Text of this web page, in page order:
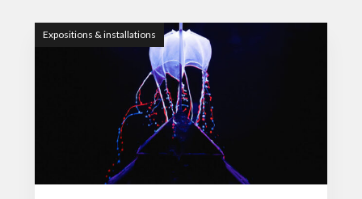
Expositions & installations